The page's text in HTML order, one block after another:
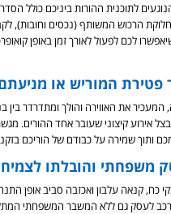
לתוכנית ההורות ביניכם כולל
הרכוש המשותף (נכסים וחובות),
לכם לפעול לאורך זמן באופן
פטירת המוריש או
המעכיר את האווירה והולך ומתדרדר
אירוע קיצוני שעובר אחד ההורים.
ותוך שמירה על כבודם של הוריכם
משפחתי והובלתו
כח, קנאה עלבון ואכזבה סביב אופן
לעסק גם ללא המשבר המשפחתי